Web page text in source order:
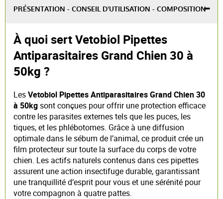
PRÉSENTATION - CONSEIL D'UTILISATION - COMPOSITION
À quoi sert Vetobiol Pipettes
Antiparasitaires Grand Chien 30 à
50kg ?
LesVetobiol Pipettes Antiparasitaires Grand Chien 30
à 50kgsont conçues pour offrir une protection efficace
contre les parasites externes tels que les puces, les
tiques, et les phlébotomes. Grâce à une diffusion
optimale dans le sébum de l’animal, ce produit crée un
film protecteur sur toute la surface du corps de votre
chien. Les actifs naturels contenus dans ces pipettes
assurent une action insectifuge durable, garantissant
une tranquillité d’esprit pour vous et une sérénité pour
votre compagnon à quatre pattes.